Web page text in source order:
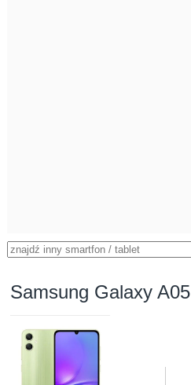
Samsung Galaxy A05